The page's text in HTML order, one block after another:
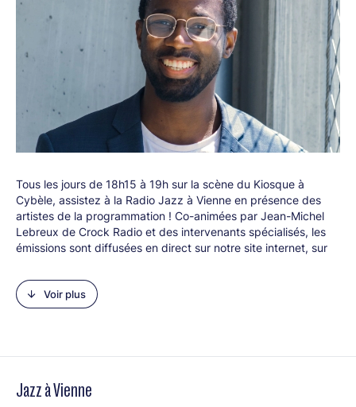
Tous les jours de 18h15 à 19h sur la scène du Kiosque à
Cybèle, assistez à la Radio Jazz à Vienne en présence des
artistes de la programmation ! Co-animées par Jean-Michel
Lebreux de Crock Radio et des intervenants spécialisés, les
émissions sont diffusées en direct sur notre site internet, sur
d'écoute.
Le 7 juillet, retrouvez Marcus Gon sur le plateau de la radio
le meilleur de la neo-soul et soutient l'émergence depuis
Journaliste, producteur, auteur et musicien, il capture toutes
Voir plus
Jazz à Vienne